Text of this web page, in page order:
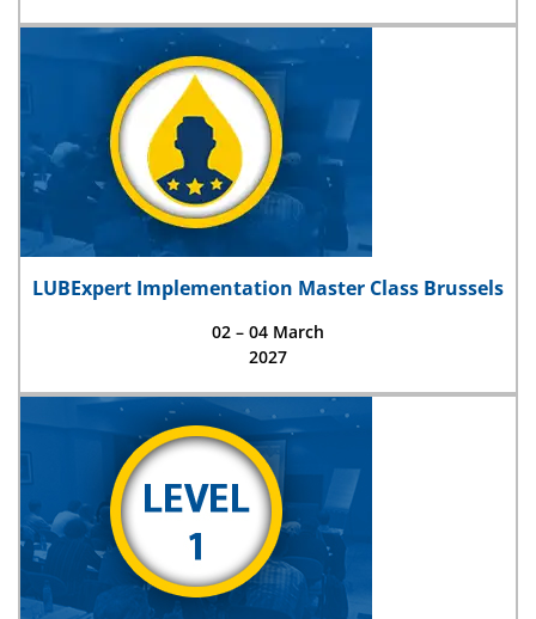
LUBExpert Implementation Master Class Brussels
02 – 04 March
2027